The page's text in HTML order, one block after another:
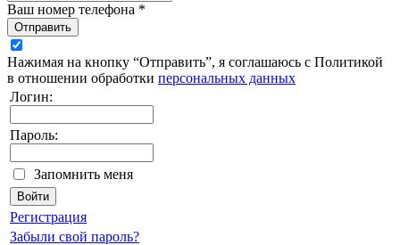
Ваш номер телефона *
Отправить
Нажимая на кнопку “Отправить”, я соглашаюсь с Политикой
в отношении обработки персональных данных
Логин:
Пароль:
Запомнить меня
Регистрация
Забыли свой пароль?